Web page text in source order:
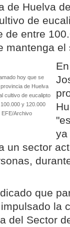
de Huelva
de
de entre
mantenga el
hoy que se
de Huelva
cultivo de eucalipto
y 120.000
EFE/Archivo
ya
un sector
que
la
del Sector